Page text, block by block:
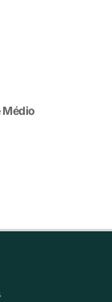
Médio